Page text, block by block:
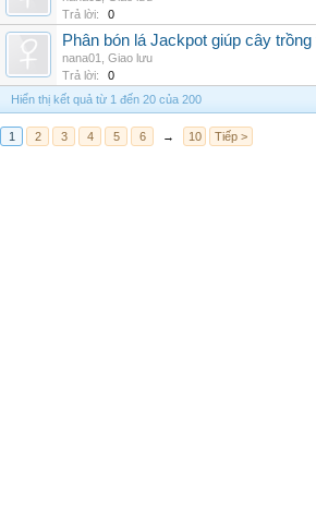
Trả lời:
0
Phân bón lá Jackpot giúp cây
nana01
Giao lưu
Trả lời:
0
Hiển thị kết quả từ 1 đến 20 của 200
1 2 3 4 5 6 → 10 Tiếp >